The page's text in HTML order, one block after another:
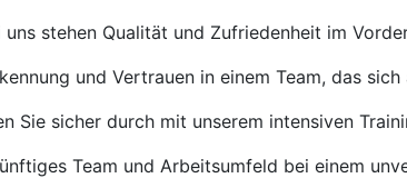
uns stehen Qualität und Zufriedenheit im
und Vertrauen in einem Team, das
Sie sicher durch mit unserem intensiven
Team und Arbeitsumfeld bei einem